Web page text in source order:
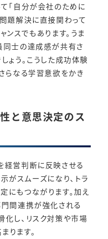
「自分が会社のために
題解決に直接関わって
ンスでもあります。うま
同士の達成感が共有さ
ょう。こうした成功体験
らなる学習意欲をかき
と意思決定のス
経営判断に反映させる
がスムーズになり、トラ
もつながります。加え
門間連携が強化される
化し、リスク対策や市場
ります。